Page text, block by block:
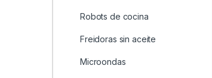
Robots de cocina
Freidoras sin aceite
Microondas